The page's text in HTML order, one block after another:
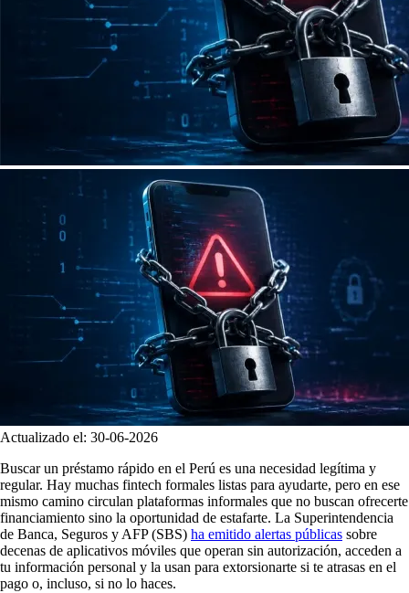
Actualizado el: 30-06-2026
Buscar un préstamo rápido en el Perú es una necesidad legítima y
regular. Hay muchas fintech formales listas para ayudarte, pero en ese
mismo camino circulan plataformas informales que no buscan ofrecerte
financiamiento sino la oportunidad de estafarte. La Superintendencia
de Banca, Seguros y AFP (SBS) ha emitido alertas públicas sobre
decenas de aplicativos móviles que operan sin autorización, acceden a
tu información personal y la usan para extorsionarte si te atrasas en el
pago o, incluso, si no lo haces.